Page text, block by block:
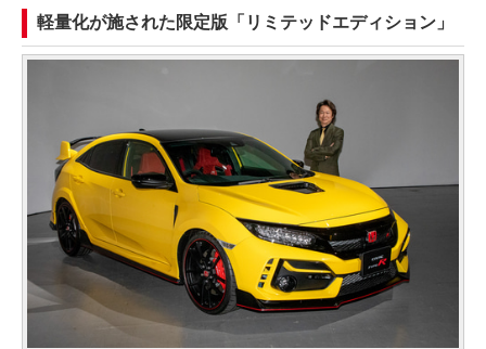
軽量化が施された限定版「リミテッドエディション」